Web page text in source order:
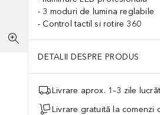
3 moduri de lumina reglabile
Control tactil si rotire 360
DETALII DESPRE PRODUS
Livrare aprox. 1–3 zile
Livrare gratuită la comenzi